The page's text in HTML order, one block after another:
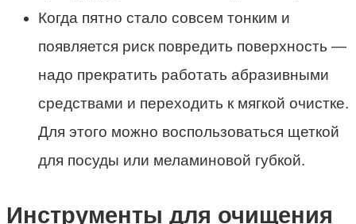
Когда пятно стало совсем тонким и
появляется риск повредить поверхность —
надо прекратить работать абразивными
средствами и переходить к мягкой очистке.
Для этого можно воспользоваться щеткой
для посуды или меламиновой губкой.
Инструменты для очищения